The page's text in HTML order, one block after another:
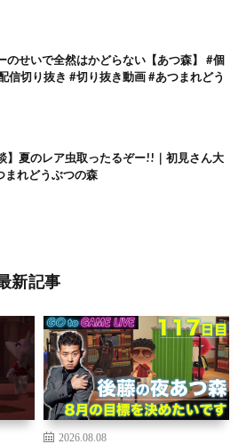
のせいで全然はかどらない【あつ森】 #個
信切り抜き #切り抜き動画 #あつまれどう
】夏のレア虫取ったるぞー!!｜初見さん大
れどうぶつの森
新記事
2026.08.08